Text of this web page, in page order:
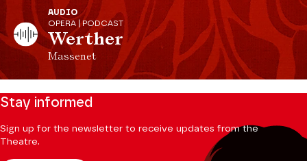
AUDIO
OPERA | PODCAST
Werther
Massenet
Stay informed
Sign up for the newsletter to receive updates from the
Theatre.